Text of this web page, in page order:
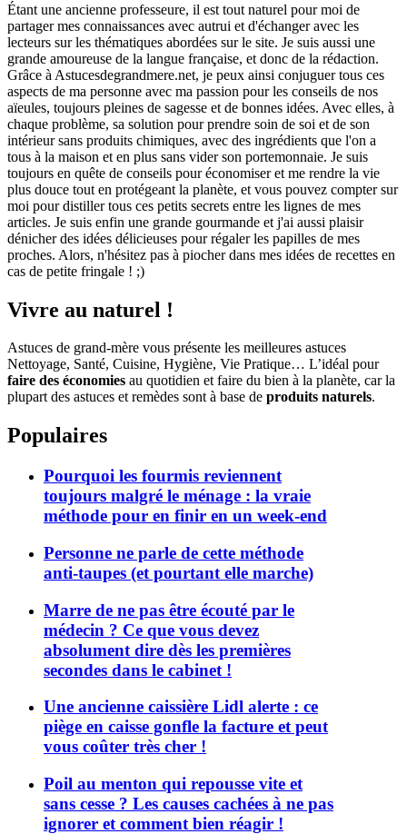
Étant une ancienne professeure, il est tout naturel pour moi de
partager mes connaissances avec autrui et d'échanger avec les
lecteurs sur les thématiques abordées sur le site. Je suis aussi une
grande amoureuse de la langue française, et donc de la rédaction.
Grâce à Astucesdegrandmere.net, je peux ainsi conjuguer tous ces
aspects de ma personne avec ma passion pour les conseils de nos
aïeules, toujours pleines de sagesse et de bonnes idées. Avec elles, à
chaque problème, sa solution pour prendre soin de soi et de son
intérieur sans produits chimiques, avec des ingrédients que l'on a
tous à la maison et en plus sans vider son portemonnaie. Je suis
toujours en quête de conseils pour économiser et me rendre la vie
plus douce tout en protégeant la planète, et vous pouvez compter sur
moi pour distiller tous ces petits secrets entre les lignes de mes
articles. Je suis enfin une grande gourmande et j'ai aussi plaisir
dénicher des idées délicieuses pour régaler les papilles de mes
proches. Alors, n'hésitez pas à piocher dans mes idées de recettes en
cas de petite fringale ! ;)
Vivre au naturel !
Astuces de grand-mère vous présente les meilleures astuces
Nettoyage, Santé, Cuisine, Hygiène, Vie Pratique… L’idéal pour
faire des économies au quotidien et faire du bien à la planète, car la
plupart des astuces et remèdes sont à base de produits naturels.
Populaires
Pourquoi les fourmis reviennent
toujours malgré le ménage : la vraie
méthode pour en finir en un week-end
Personne ne parle de cette méthode
anti-taupes (et pourtant elle marche)
Marre de ne pas être écouté par le
médecin ? Ce que vous devez
absolument dire dès les premières
secondes dans le cabinet !
Une ancienne caissière Lidl alerte : ce
piège en caisse gonfle la facture et peut
vous coûter très cher !
Poil au menton qui repousse vite et
sans cesse ? Les causes cachées à ne pas
ignorer et comment bien réagir !